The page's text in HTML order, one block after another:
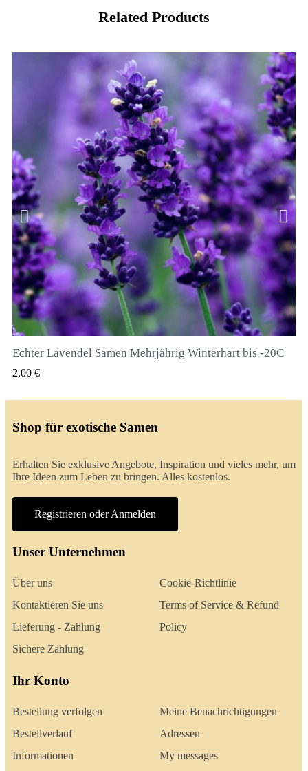
Related Products
QUICK VIEW
Echter Lavendel Samen Mehrjährig Winterhart bis -20C
2,00 €
Shop für exotische Samen
Erhalten Sie exklusive Angebote, Inspiration und vieles mehr, um
Ihre Ideen zum Leben zu bringen. Alles kostenlos.
Registrieren oder Anmelden
Unser Unternehmen
Über uns
Kontaktieren Sie uns
Lieferung - Zahlung
Sichere Zahlung
Cookie-Richtlinie
Terms of Service & Refund
Policy
Ihr Konto
Bestellung verfolgen
Bestellverlauf
Informationen
Meine Benachrichtigungen
Adressen
My messages